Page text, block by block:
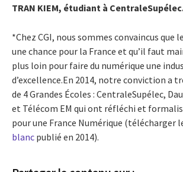
TRAN KIEM, étudiant à
*Chez CGI, nous sommes convaincus que
une chance pour la France et qu’il faut
plus loin pour faire du numérique une
d’excellence.En 2014, notre conviction a
de 4 Grandes Écoles : CentraleSupélec,
et Télécom EM qui ont réfléchi et
pour une France Numérique (télécharger
blanc publié en 2014).